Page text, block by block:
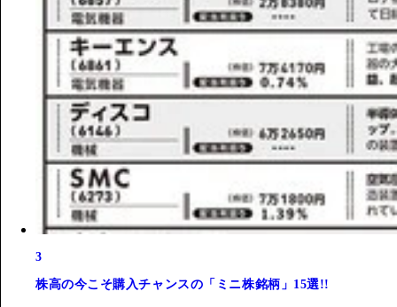
3
株高の今こそ購入チャンスの「ミニ株銘柄」15選!!